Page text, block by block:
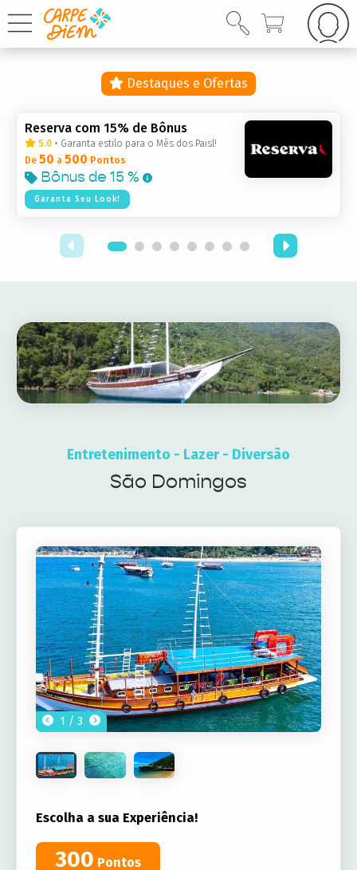
Destaques e Ofertas
Reserva com 15% de Bônus
5.0• Garanta estilo para o Mês dos Paisl!
De 50 a 500 Pontos
Bônus de 15 %
Garanta Seu Look!
Entretenimento - Lazer - Diversão
São Domingos
1 / 3
Escolha a sua Experiência!
300 Pontos